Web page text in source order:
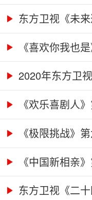
（硬...
东方卫视《未
《喜欢你我也
卫...2020年东方卫
《欢乐喜剧人
价...《极限挑战》
《中国新相亲
东...东方卫视《二